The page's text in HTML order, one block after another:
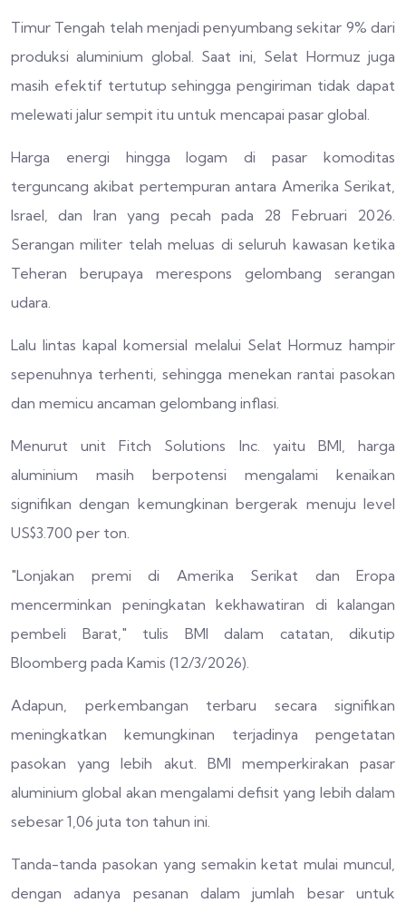
Timur Tengah telah menjadi penyumbang sekitar 9% dari
produksi aluminium global. Saat ini, Selat Hormuz juga
masih efektif tertutup sehingga pengiriman tidak dapat
melewati jalur sempit itu untuk mencapai pasar global.
Harga energi hingga logam di pasar komoditas
terguncang akibat pertempuran antara Amerika Serikat,
Israel, dan Iran yang pecah pada 28 Februari 2026.
Serangan militer telah meluas di seluruh kawasan ketika
Teheran berupaya merespons gelombang serangan
udara.
Lalu lintas kapal komersial melalui Selat Hormuz hampir
sepenuhnya terhenti, sehingga menekan rantai pasokan
dan memicu ancaman gelombang inflasi.
Menurut unit Fitch Solutions Inc. yaitu BMI, harga
aluminium masih berpotensi mengalami kenaikan
signifikan dengan kemungkinan bergerak menuju level
US$3.700 per ton.
"Lonjakan premi di Amerika Serikat dan Eropa
mencerminkan peningkatan kekhawatiran di kalangan
pembeli Barat," tulis BMI dalam catatan, dikutip
Bloomberg pada Kamis (12/3/2026).
Adapun, perkembangan terbaru secara signifikan
meningkatkan kemungkinan terjadinya pengetatan
pasokan yang lebih akut. BMI memperkirakan pasar
aluminium global akan mengalami defisit yang lebih dalam
sebesar 1,06 juta ton tahun ini.
Tanda-tanda pasokan yang semakin ketat mulai muncul,
dengan adanya pesanan dalam jumlah besar untuk